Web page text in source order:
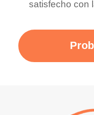
satisfecho con